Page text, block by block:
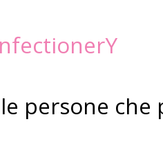
persone che